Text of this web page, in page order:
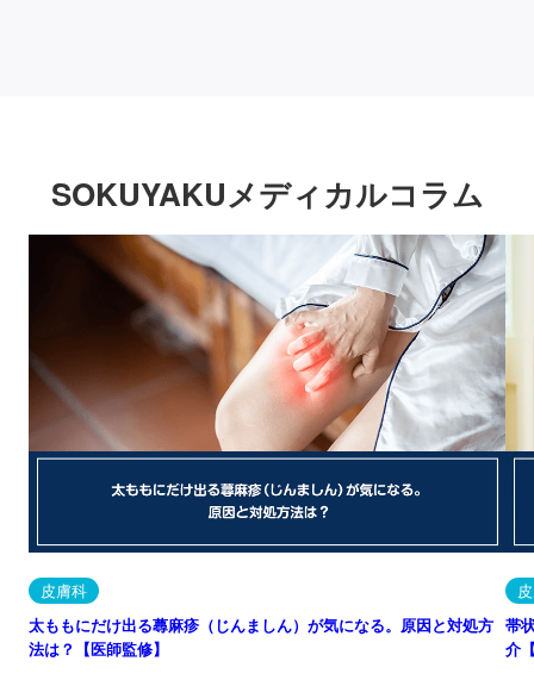
SOKUYAKUメディカルコラム
皮膚科
太ももにだけ出る蕁麻疹（じんましん）が気になる。原因と対処方
法は？【医師監修】
帯
介